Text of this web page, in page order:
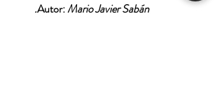
Autor:Mario Javier Sabán.